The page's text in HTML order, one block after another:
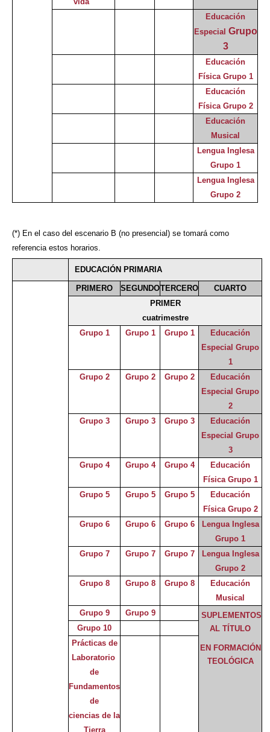
Educación
Especial Grupo
3
Educación
Física Grupo 1
Educación
Física Grupo 2
Educación
Musical
Lengua Inglesa
Grupo 1
Lengua Inglesa
Grupo 2
(*) En el caso del escenario B (no presencial) se tomará como
referencia estos horarios.
EDUCACIÓN PRIMARIA
PRIMERO SEGUNDOTERCERO
CUARTO
PRIMER
cuatrimestre
Grupo 1
Grupo 1 Grupo 1
Educación
Especial Grupo
1
Grupo 2
Grupo 2 Grupo 2
Educación
Especial Grupo
2
Grupo 3
Grupo 3 Grupo 3
Educación
Especial Grupo
3
Grupo 4
Grupo 4 Grupo 4
Educación
Física Grupo 1
Grupo 5
Grupo 5 Grupo 5
Educación
Física Grupo 2
Grupo 6
Grupo 6 Grupo 6
Lengua Inglesa
Grupo 1
Grupo 7
Grupo 7 Grupo 7
Lengua Inglesa
Grupo 2
Grupo 8
Grupo 8 Grupo 8
Educación
Musical
Grupo 9
Grupo 9
SUPLEMENTOS
AL TÍTULO
EN FORMACIÓN
TEOLÓGICA
Grupo 10
Prácticas de
Laboratorio
de
Fundamentos
de
ciencias de la
Tierra